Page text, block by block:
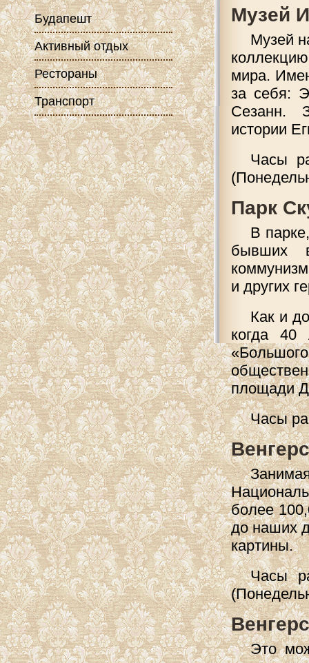
Музей
Музей
мира.
за себя:
Сезанн.
истории
Часы
Парк
В
бывших
и других
Как и
когда 40
площади
Часы
более
до наших
картины.
Часы
Это
Будапешт
Активный отдых
Рестораны
Транспорт